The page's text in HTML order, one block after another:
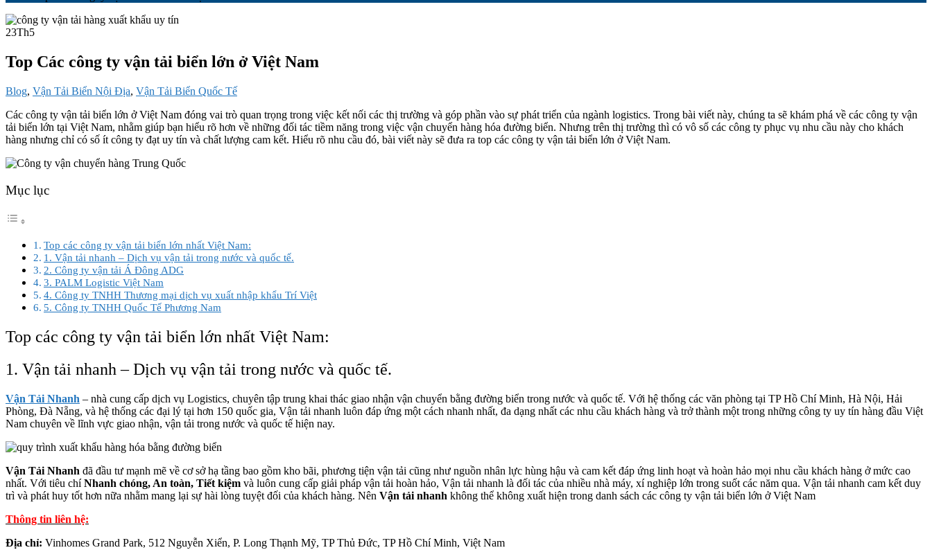
23Th5
Top Các công ty vận tải biển lớn ở Việt Nam
Blog, Vận Tải Biển Nội Địa, Vận Tải Biển Quốc Tế
Các công ty vận tải biển lớn ở Việt Nam đóng vai trò quan trọng trong việc kết nối các thị trường và góp phần vào sự phát triển của ngành logistics. Trong bài viết này, chúng ta sẽ khám phá về các công ty vận
tải biển lớn tại Việt Nam, nhằm giúp bạn hiểu rõ hơn về những đối tác tiềm năng trong việc vận chuyển hàng hóa đường biển. Nhưng trên thị trường thì có vô số các công ty phục vụ nhu cầu này cho khách
hàng nhưng chỉ có số ít công ty đạt uy tín và chất lượng cam kết. Hiểu rõ nhu cầu đó, bài viết này sẽ đưa ra top các công ty vận tải biển lớn ở Việt Nam.
Mục lục
Top các công ty vận tải biển lớn nhất Việt Nam:
1. Vận tải nhanh – Dịch vụ vận tải trong nước và quốc tế.
2. Công ty vận tải Á Đông ADG
3. PALM Logistic Việt Nam
4. Công ty TNHH Thương mại dịch vụ xuất nhập khẩu Trí Việt
5. Công ty TNHH Quốc Tế Phương Nam
Top các công ty vận tải biển lớn nhất Việt Nam:
1. Vận tải nhanh – Dịch vụ vận tải trong nước và quốc tế.
Vận Tải Nhanh – nhà cung cấp dịch vụ Logistics, chuyên tập trung khai thác giao nhận vận chuyển bằng đường biển trong nước và quốc tế. Với hệ thống các văn phòng tại TP Hồ Chí Minh, Hà Nội, Hải
Phòng, Đà Nẵng, và hệ thống các đại lý tại hơn 150 quốc gia, Vận tải nhanh luôn đáp ứng một cách nhanh nhất, đa dạng nhất các nhu cầu khách hàng và trở thành một trong những công ty uy tín hàng đầu Việt
Nam chuyên về lĩnh vực giao nhận, vận tải trong nước và quốc tế hiện nay.
Vận Tải Nhanh đã đầu tư mạnh mẽ về cơ sở hạ tầng bao gồm kho bãi, phương tiện vận tải cũng như nguồn nhân lực hùng hậu và cam kết đáp ứng linh hoạt và hoàn hảo mọi nhu cầu khách hàng ở mức cao
nhất. Với tiêu chíNhanh chóng, An toàn, Tiết kiệm và luôn cung cấp giải pháp vận tải hoàn hảo, Vận tải nhanh là đối tác của nhiều nhà máy, xí nghiệp lớn trong suốt các năm qua. Vận tải nhanh cam kết duy
trì và phát huy tốt hơn nữa nhằm mang lại sự hài lòng tuyệt đối của khách hàng. Nên Vận tải nhanh không thể không xuất hiện trong danh sách các công ty vận tải biển lớn ở Việt Nam
Thông tin liên hệ:
Địa chỉ: Vinhomes Grand Park, 512 Nguyễn Xiển, P. Long Thạnh Mỹ, TP Thủ Đức, TP Hồ Chí Minh, Việt Nam